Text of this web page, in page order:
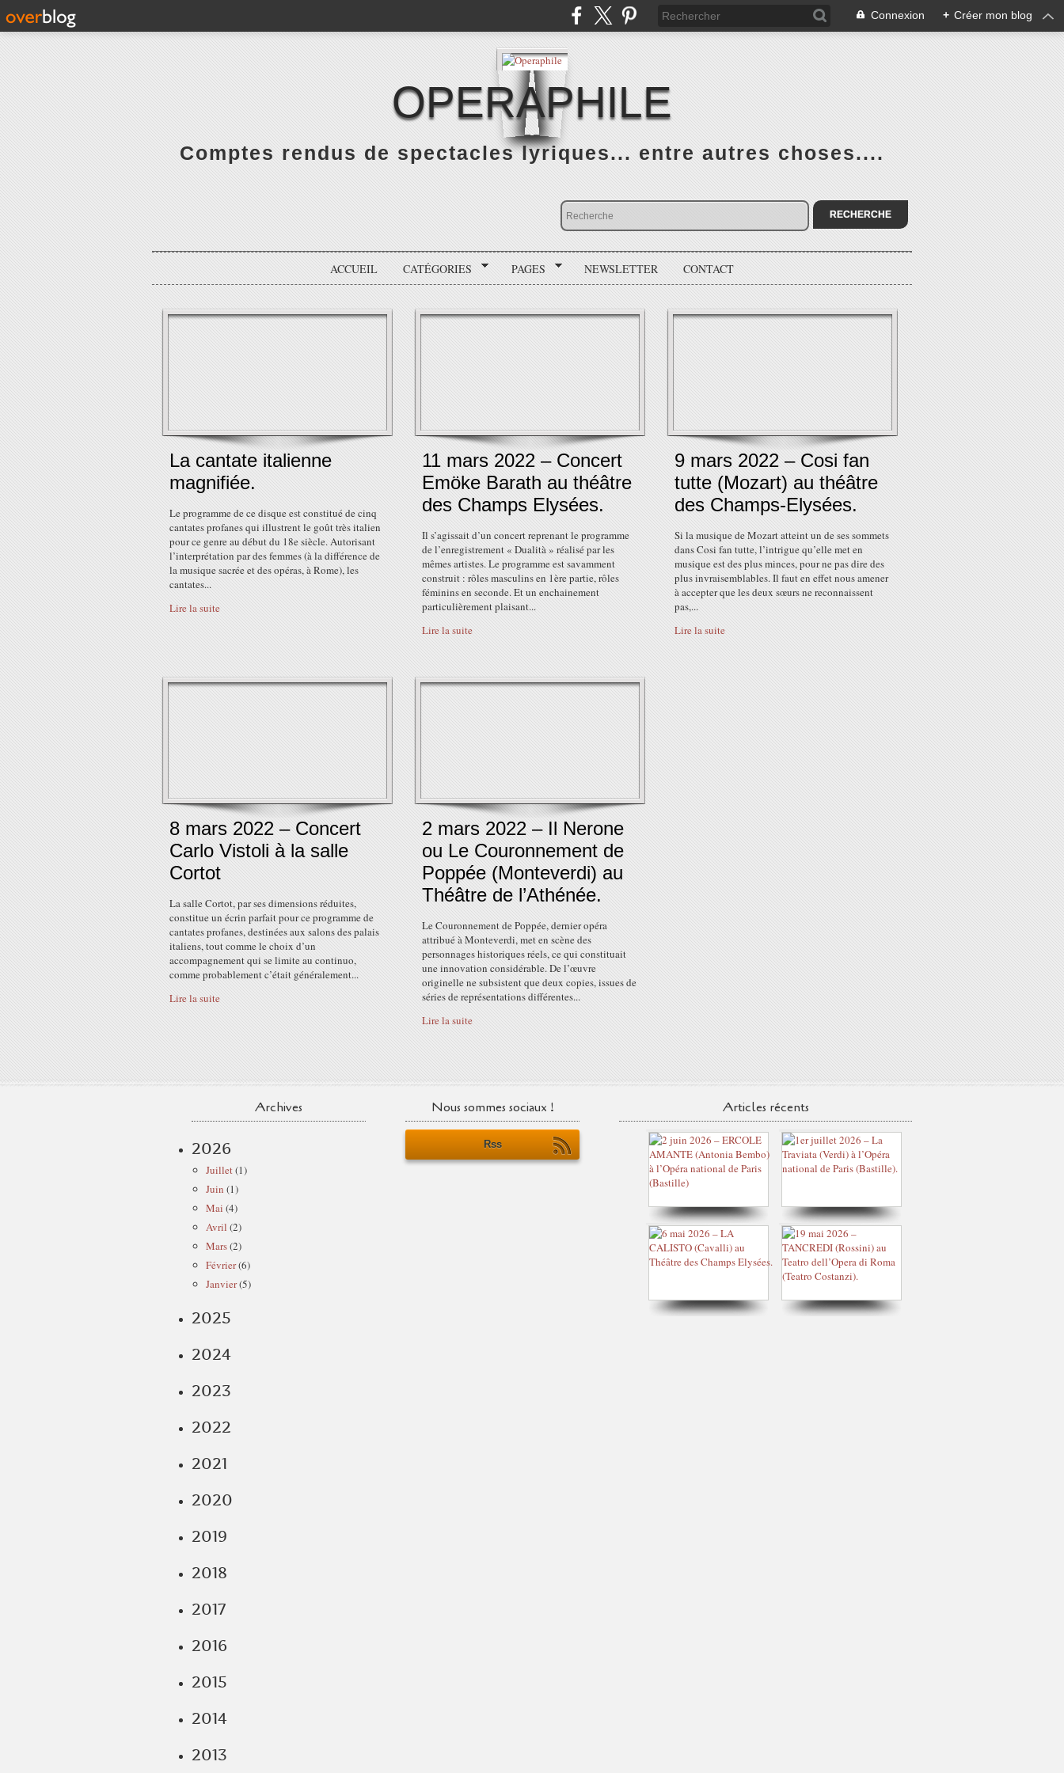
Connexion + Créer mon blog
OPERAPHILE
Comptes rendus de spectacles lyriques... entre autres choses....
ACCUEIL CATÉGORIES PAGES NEWSLETTER CONTACT
La cantate italienne
magnifiée.
Le programme de ce disque est constitué de cinq
cantates profanes qui illustrent le goût très italien
pour ce genre au début du 18e siècle. Autorisant
l’interprétation par des femmes (à la différence de
la musique sacrée et des opéras, à Rome), les
cantates...
Lire la suite
11 mars 2022 – Concert
Emöke Barath au théâtre
des Champs Elysées.
Il s’agissait d’un concert reprenant le programme
de l’enregistrement « Dualità » réalisé par les
mêmes artistes. Le programme est savamment
construit : rôles masculins en 1ère partie, rôles
féminins en seconde. Et un enchainement
particulièrement plaisant...
Lire la suite
9 mars 2022 – Cosi fan
tutte (Mozart) au théâtre
des Champs-Elysées.
Si la musique de Mozart atteint un de ses sommets
dans Cosi fan tutte, l’intrigue qu’elle met en
musique est des plus minces, pour ne pas dire des
plus invraisemblables. Il faut en effet nous amener
à accepter que les deux sœurs ne reconnaissent
pas,...
Lire la suite
8 mars 2022 – Concert
Carlo Vistoli à la salle
Cortot
La salle Cortot, par ses dimensions réduites,
constitue un écrin parfait pour ce programme de
cantates profanes, destinées aux salons des palais
italiens, tout comme le choix d’un
accompagnement qui se limite au continuo,
comme probablement c’était généralement...
Lire la suite
2 mars 2022 – Il Nerone
ou Le Couronnement de
Poppée (Monteverdi) au
Théâtre de l’Athénée.
Le Couronnement de Poppée, dernier opéra
attribué à Monteverdi, met en scène des
personnages historiques réels, ce qui constituait
une innovation considérable. De l’œuvre
originelle ne subsistent que deux copies, issues de
séries de représentations différentes...
Lire la suite
Archives
2026
Juillet(1)
Juin (1)
Mai (4)
Avril (2)
Mars(2)
Février(6)
Janvier(5)
2025
2024
2023
2022
2021
2020
2019
2018
2017
2016
2015
2014
2013
Nous sommes sociaux !
Rss
Articles récents